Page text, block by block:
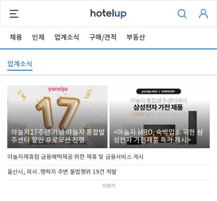
채용 인재 업계소식 구매/견적 부동산
업계소식
야놀자17주년 기념 야놀자 통합발
주센터 할인 프로모션 진행
<야놀자 MRO, 숙박업소 위한 삼
성전자 가전제품 특가 개시>
야놀자제휴점 금융혜택제공 위한 제휴 및 금융서비스 게시
울산시, 피서․행락지 주변 불법행위 19건 적발
더보기